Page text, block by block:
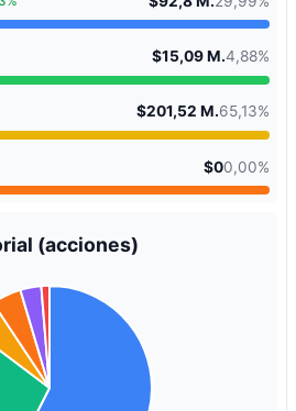
$15,09 M.4,88%
$201,52 M.65,13%
$00,00%
(acciones)